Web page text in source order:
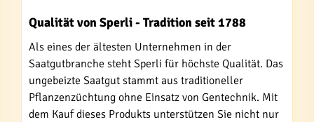
Qualität von Sperli - Tradition seit 1788
Als eines der ältesten Unternehmen in der
Saatgutbranche steht Sperli für höchste Qualität. Das
ungebeizte Saatgut stammt aus traditioneller
Pflanzenzüchtung ohne Einsatz von Gentechnik. Mit
dem Kauf dieses Produkts unterstützen Sie nicht nur